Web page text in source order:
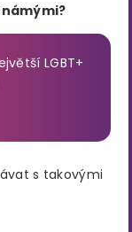
LGBT+
s takovými